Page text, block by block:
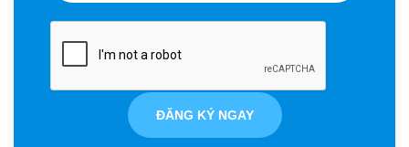
ĐĂNG KÝ NGAY